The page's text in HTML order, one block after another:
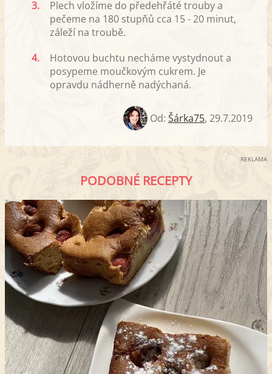
3.
Plech vložíme do předehřáté trouby a
pečeme na 180 stupňů cca 15 - 20 minut,
záleží na troubě.
4.
Hotovou buchtu necháme vystydnout a
posypeme moučkovým cukrem. Je
opravdu nádherně nadýchaná.
Od: Šárka75, 29.7.2019
REKLAMA
PODOBNÉ RECEPTY